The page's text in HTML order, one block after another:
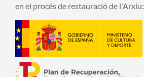
en el procés de restauració de l'Arxiu: